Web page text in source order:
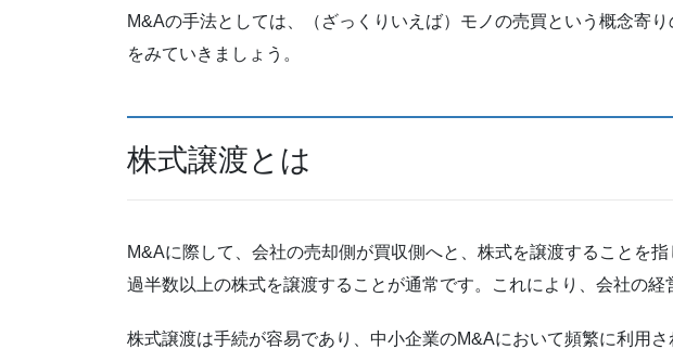
M&Aの手法としては、（ざっくりいえば）モノの売買という概念寄
をみていきましょう。
株式譲渡とは
M&Aに際して、会社の売却側が買収側へと、株式を譲渡することを
過半数以上の株式を譲渡することが通常です。これにより、会社の経
株式譲渡は手続が容易であり、中小企業のM&Aにおいて頻繁に利用さ